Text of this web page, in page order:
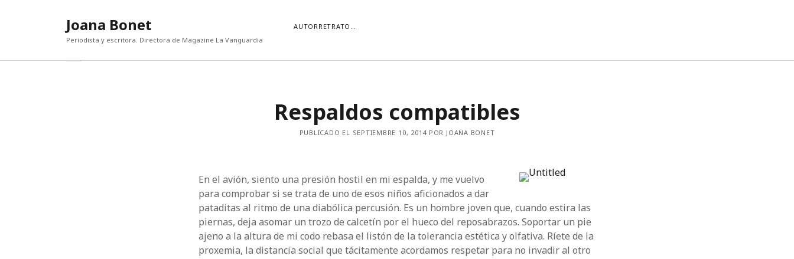
Joana Bonet
Periodista y escritora. Directora de Magazine La Vanguardia
AUTORRETRATO…
Buscar
Respaldos compatibles
PUBLICADO EL SEPTIEMBRE 10, 2014 POR JOANA BONET
En el avión, siento una presión hostil en mi espalda, y me vuelvo
para comprobar si se trata de uno de esos niños aficionados a dar
pataditas al ritmo de una diabólica percusión. Es un hombre joven que, cuando estira las
piernas, deja asomar un trozo de calcetín por el hueco del reposabrazos. Soportar un pie
ajeno a la altura de mi codo rebasa el listón de la tolerancia estética y olfativa. Ríete de la
proxemia, la distancia social que tácitamente acordamos respetar para no invadir al otro